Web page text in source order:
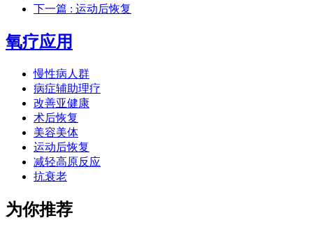
下一篇 : 运动后恢复
氧疗应用
慢性病人群
病症辅助理疗
改善亚健康
术后恢复
美容美体
运动后恢复
减轻高原反应
抗衰老
为你推荐